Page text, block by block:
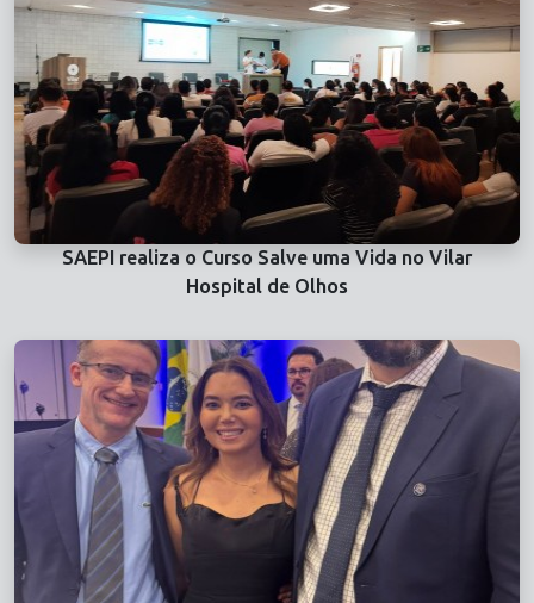
SAEPI realiza o Curso Salve uma Vida no Vilar
Hospital de Olhos